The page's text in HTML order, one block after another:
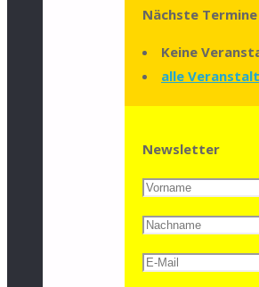
Nächste Termine
Keine
alle
Newsletter